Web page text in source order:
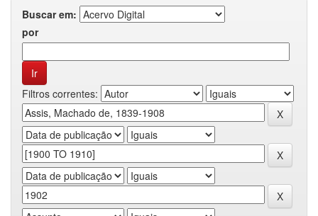
Buscar em:
por
Filtros correntes: